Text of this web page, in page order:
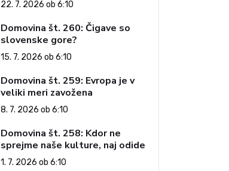
22. 7. 2026 ob 6:10
Domovina št. 260: Čigave so
slovenske gore?
15. 7. 2026 ob 6:10
Domovina št. 259: Evropa je v
veliki meri zavožena
8. 7. 2026 ob 6:10
Domovina št. 258: Kdor ne
sprejme naše kulture, naj odide
1. 7. 2026 ob 6:10